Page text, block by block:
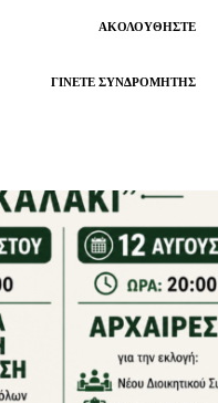
ΑΚΟΛΟΥΘΉΣΤΕ
ΓΊΝΕΤΕ ΣΥΝΔΡΟΜΗΤΉΣ